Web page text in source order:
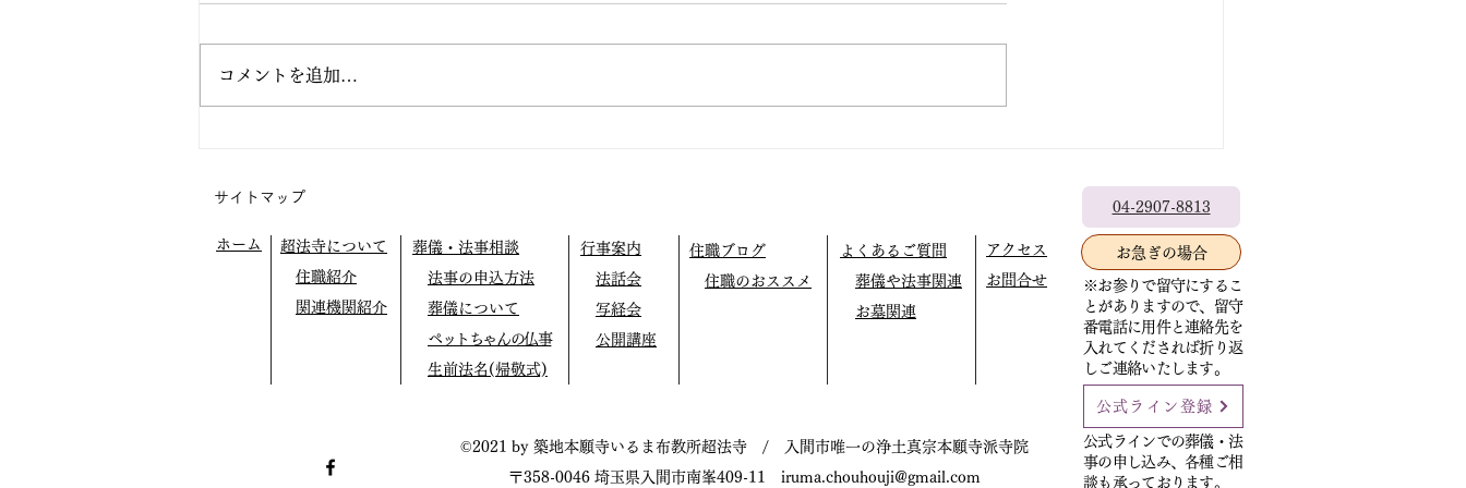
う
方での新盆参りがあるため休会し
講師/艸香雄道師
［群馬県藤岡市・西蓮寺住職・布
教使］ 二十四日（月曜）正満寺
南柏分院布教［千葉県柏市］10
コメントを追加…
サイトマップ
04-2907-8813
ホーム
超法寺について
住職紹介
関連機関紹介
葬儀・法事相談
法事の申込方法
葬儀について
ペットちゃんの仏事
生前法名(帰敬式)
行事案内
法話会
写経会
公開講座
住職ブログ
住職のおススメ
よくあるご質問
葬儀や法事関連
お墓関連
お急ぎの場合
アクセス
お問合せ
※お参りで留守にするこ
とがありますので、留守
番電話に用件と連絡先を
入れてくだされば折り返
しご連絡いたします。
公式ライン登録
©2021 by 築地本願寺いるま布教所超法寺 / 入間市唯一の浄土真宗本願寺派寺院
〒358-0046 埼玉県入間市南峯409-11 iruma.chouhouji@gmail.com
公式ラインでの葬儀・法
事の申し込み、各種ご相
談も承っております。